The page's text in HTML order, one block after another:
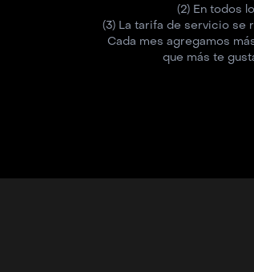
(2) En todos
(3) La tarifa de servicio se
Cada mes agregamos
que más te